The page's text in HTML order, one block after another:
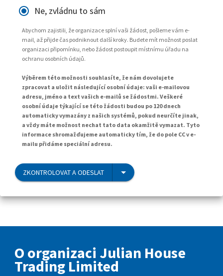
Ne, zvládnu to sám
Abychom zajistili, že organizace splní vaši žádost, pošleme vám e-
mail, až přijde čas podniknout další kroky. Budete mít možnost poslat
organizaci připomínku, nebo žádost postoupit místnímu úřadu na
ochranu osobních údajů.
Výběrem této možnosti souhlasíte, že nám dovolujete
zpracovat a uložit následující osobní údaje: vaši e-mailovou
adresu, jméno a text vašich e-mailů se žádostmi. Veškeré
osobní údaje týkající se této žádosti budou po 120 dnech
automaticky vymazány z našich systémů, pokud neurčíte jinak,
a vždy máte možnost nechat tato data okamžitě vymazat. Tyto
informace shromažďujeme automaticky tím, že do pole CC v e-
mailu přidáme speciální adresu.
ZKONTROLOVAT A ODESLAT
O organizaci Julian House
Trading Limited